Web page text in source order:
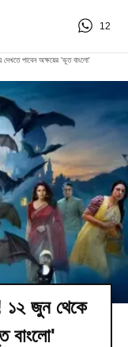
12
দেখতে পাবেন অক্ষয়ের 'ভূত বাংলো'
১২ জুন থেকে
বাংলো'